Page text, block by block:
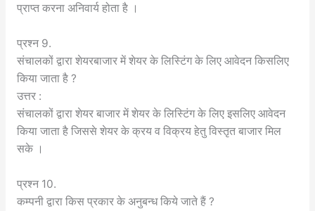
प्राप्त करना अनिवार्य होता है ।
प्रश्न 9.
संचालकों द्वारा शेयरबाजार में शेयर के लिस्टिंग के लिए आवेदन किसलिए
किया जाता है ?
उत्तर :
संचालकों द्वारा शेयर बाजार में शेयर के लिस्टिंग के लिए इसलिए आवेदन
किया जाता है जिससे शेयर के क्रय व विक्रय हेतु विस्तृत बाजार मिल
सके ।
प्रश्न 10.
कम्पनी द्वारा किस प्रकार के अनुबन्ध किये जाते हैं ?